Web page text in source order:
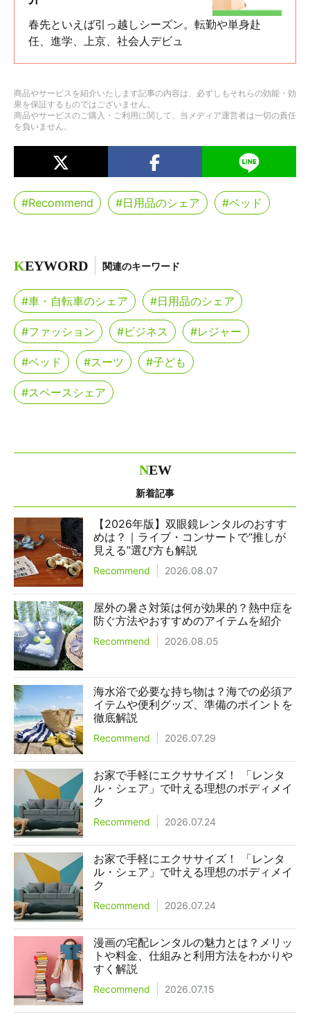
春先といえば引っ越しシーズン。転勤や単身赴
任、進学、上京、社会人デビュ
商品やサービスを紹介いたします記事の内容は、必ずしもそれらの効能・効
果を保証するものではございません。
商品やサービスのご購入・ご利用に関して、当メディア運営者は一切の責任
を負いません。
#Recommend #日用品のシェア #ベッド
KEYWORD 関連のキーワード
#車・自転車のシェア #日用品のシェア
#ファッション #ビジネス #レジャー
#ベッド #スーツ #子ども
#スペースシェア
NEW
新着記事
【2026年版】双眼鏡レンタルのおすす
めは？｜ライブ・コンサートで“推しが
見える”選び方も解説
Recommend 2026.08.07
屋外の暑さ対策は何が効果的？熱中症を
防ぐ方法やおすすめのアイテムを紹介
Recommend 2026.08.05
海水浴で必要な持ち物は？海での必須ア
イテムや便利グッズ、準備のポイントを
徹底解説
Recommend 2026.07.29
お家で手軽にエクササイズ！ 「レンタ
ル・シェア」で叶える理想のボディメイ
ク
Recommend 2026.07.24
お家で手軽にエクササイズ！ 「レンタ
ル・シェア」で叶える理想のボディメイ
ク
Recommend 2026.07.24
漫画の宅配レンタルの魅力とは？メリッ
トや料金、仕組みと利用方法をわかりや
すく解説
Recommend 2026.07.15